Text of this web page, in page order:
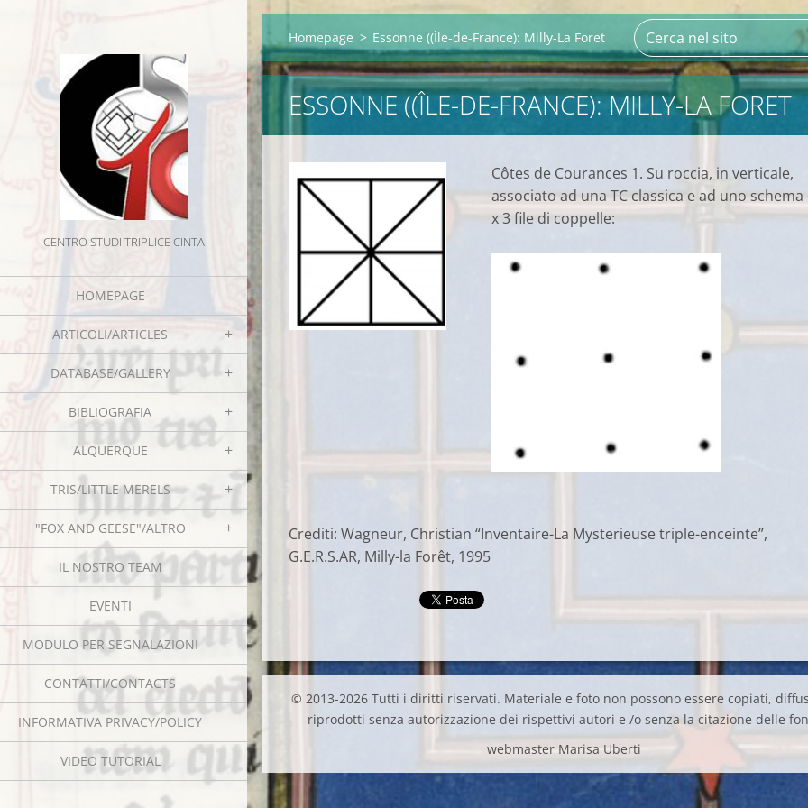
CENTRO STUDI TRIPLICE CINTA
HOMEPAGE
ARTICOLI/ARTICLES
DATABASE/GALLERY
BIBLIOGRAFIA
ALQUERQUE
TRIS/LITTLE MERELS
"FOX AND GEESE"/ALTRO
IL NOSTRO TEAM
EVENTI
MODULO PER SEGNALAZIONI
CONTATTI/CONTACTS
INFORMATIVA PRIVACY/POLICY
VIDEO TUTORIAL
Homepage > Essonne ((Île-de-France): Milly-La Foret
ESSONNE ((ÎLE-DE-FRANCE): MILLY-LA FORET
Côtes de Courances 1. Su roccia, in verticale,
associato ad una TC classica e ad uno schema
x 3 file di coppelle:
Crediti: Wagneur, Christian “Inventaire-La Mysterieuse triple-enceinte”,
G.E.R.S.AR, Milly-la Forêt, 1995
© 2013-2026 Tutti i diritti riservati. Materiale e foto non possono essere copiati,
riprodotti senza autorizzazione dei rispettivi autori e /o senza la citazione delle
webmaster Marisa Uberti